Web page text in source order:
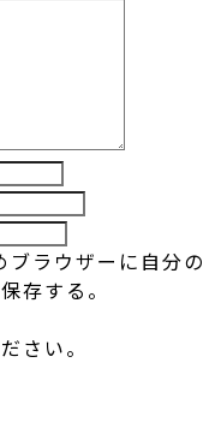
ラウザーに自分の
存する。
さい。